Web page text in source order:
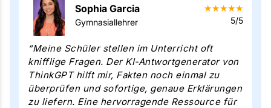
Sophia Garcia
Gymnasiallehrer
★★★★★
5/5
“Meine Schüler stellen im Unterricht oft
knifflige Fragen. Der KI-Antwortgenerator von
ThinkGPT hilft mir, Fakten noch einmal zu
überprüfen und sofortige, genaue Erklärungen
zu liefern. Eine hervorragende Ressource für